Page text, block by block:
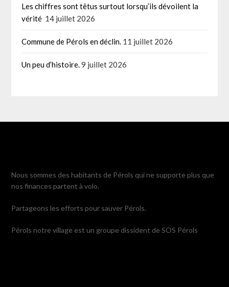
Les chiffres sont têtus surtout lorsqu’ils dévoilent la
vérité 14 juillet 2026
Commune de Pérols en déclin. 11 juillet 2026
Un peu d’histoire.9 juillet 2026
Nous sommes des habitants de Pérols qui ne supporte plus que
nos finances partent à volo.
Partageons les efforts pour sauver Pérols.
Pérols notre village est un groupe dissident de SOS Pérols